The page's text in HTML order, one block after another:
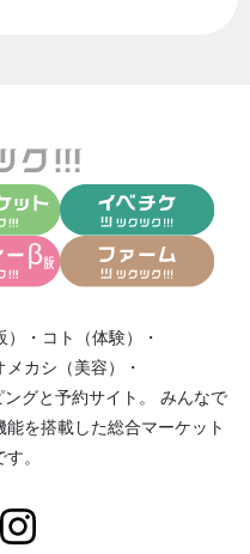
・ コト（体験）
・
メカシ（美容）
・
グと予約サイト。
みんなで
能を搭載した総合マーケット
。